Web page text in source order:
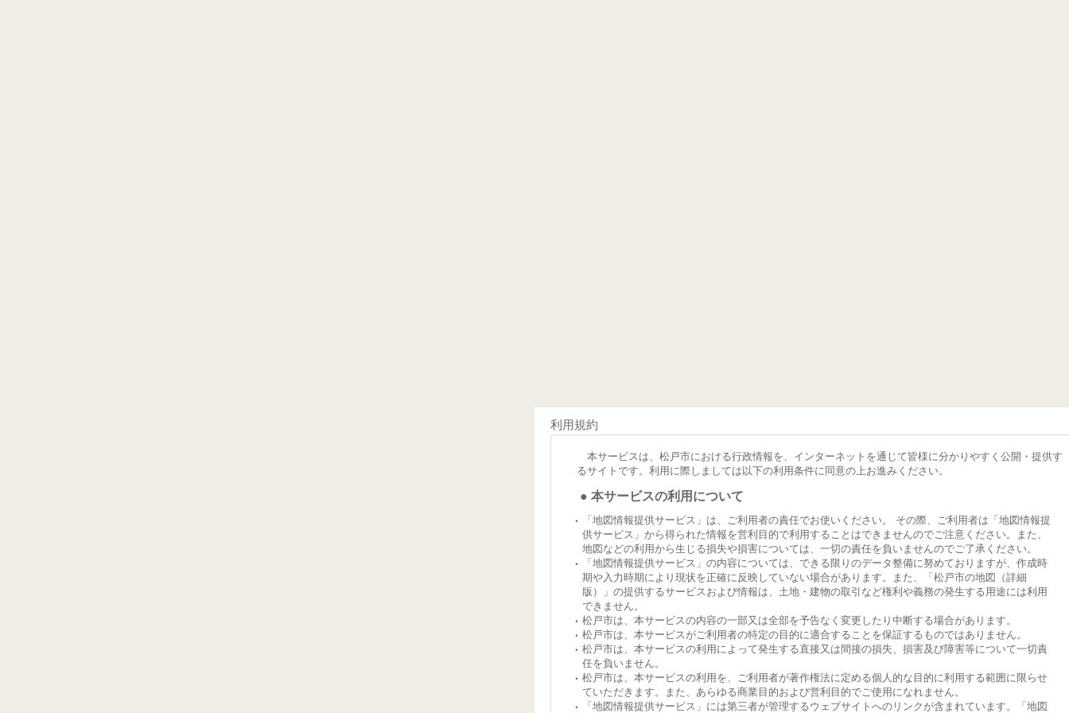
利用規約
本サービスは、松戸市における行政情報を、インターネットを通じて皆様に分かりやすく公開・提供す
るサイトです。利用に際しましては以下の利用条件に同意の上お進みください。
● 本サービスの利用について
「地図情報提供サービス」は、ご利用者の責任でお使いください。 その際、ご利用者は「地図情報提
供サービス」から得られた情報を営利目的で利用することはできませんのでご注意ください。また、
地図などの利用から生じる損失や損害については、一切の責任を負いませんのでご了承ください。
「地図情報提供サービス」の内容については、できる限りのデータ整備に努めておりますが、作成時
期や入力時期により現状を正確に反映していない場合があります。また、「松戸市の地図（詳細
版）」の提供するサービスおよび情報は、土地・建物の取引など権利や義務の発生する用途には利用
できません。
松戸市は、本サービスの内容の一部又は全部を予告なく変更したり中断する場合があります。
松戸市は、本サービスがご利用者の特定の目的に適合することを保証するものではありません。
松戸市は、本サービスの利用によって発生する直接又は間接の損失、損害及び障害等について一切責
任を負いません。
松戸市は、本サービスの利用を、ご利用者が著作権法に定める個人的な目的に利用する範囲に限らせ
ていただきます。また、あらゆる商業目的および営利目的でご使用になれません。
「地図情報提供サービス」には第三者が管理するウェブサイトへのリンクが含まれています。「地図